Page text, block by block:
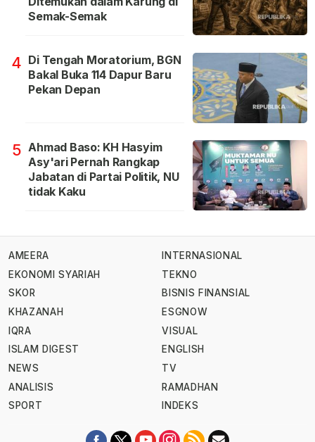
Semak-Semak
4 Di Tengah Moratorium, BGN
Bakal Buka 114 Dapur Baru
Pekan Depan
5 Ahmad Baso: KH Hasyim
Asy'ari Pernah Rangkap
Jabatan di Partai Politik, NU
tidak Kaku
AMEERA
EKONOMI SYARIAH
SKOR
KHAZANAH
IQRA
ISLAM DIGEST
NEWS
ANALISIS
SPORT
INTERNASIONAL
TEKNO
BISNIS FINANSIAL
ESGNOW
VISUAL
ENGLISH
TV
RAMADHAN
INDEKS